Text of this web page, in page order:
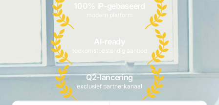
100% IP-gebaseerd
modern platform
AI-ready
toekomstbestendig aanbod
Q2-lancering
exclusief partnerkanaal